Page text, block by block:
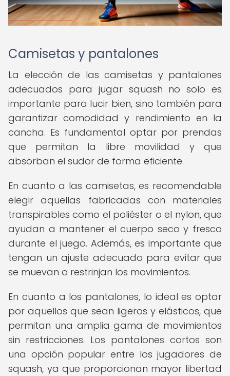
Camisetas y pantalones
La elección de las camisetas y pantalones
adecuados para jugar squash no solo es
importante para lucir bien, sino también para
garantizar comodidad y rendimiento en la
cancha. Es fundamental optar por prendas
que permitan la libre movilidad y que
absorban el sudor de forma eficiente.
En cuanto a las camisetas, es recomendable
elegir aquellas fabricadas con materiales
transpirables como el poliéster o el nylon, que
ayudan a mantener el cuerpo seco y fresco
durante el juego. Además, es importante que
tengan un ajuste adecuado para evitar que
se muevan o restrinjan los movimientos.
En cuanto a los pantalones, lo ideal es optar
por aquellos que sean ligeros y elásticos, que
permitan una amplia gama de movimientos
sin restricciones. Los pantalones cortos son
una opción popular entre los jugadores de
squash, ya que proporcionan mayor libertad